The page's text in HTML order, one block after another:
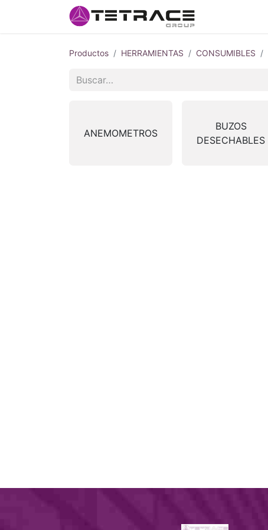
Productos HERRAMIENTAS CONSUMIBLES
ANEMOMETROS
BUZOS
DESECHABLES